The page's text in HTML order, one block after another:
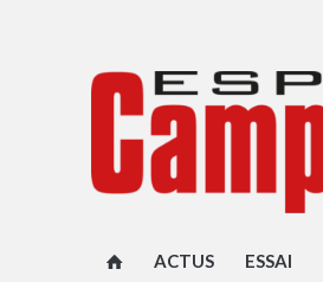
ACTUS ESSAI